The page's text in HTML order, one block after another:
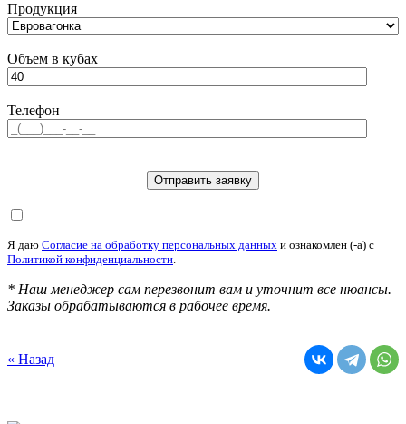
Продукция
Объем в кубах
Телефон
Я даю Согласие на обработку персональных данных и ознакомлен (-а) c
Политикой конфиденциальности.
* Наш менеджер сам перезвонит вам и уточнит все нюансы.
Заказы обрабатываются в рабочее время.
« Назад